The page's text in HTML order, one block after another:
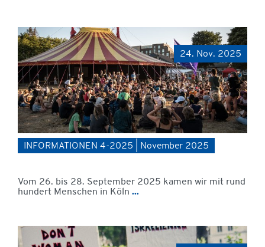
24. Nov. 2025
INFORMATIONEN 4-2025 | November 2025
Vom 26. bis 28. September 2025 kamen wir mit rund
hundert Menschen in Köln ...